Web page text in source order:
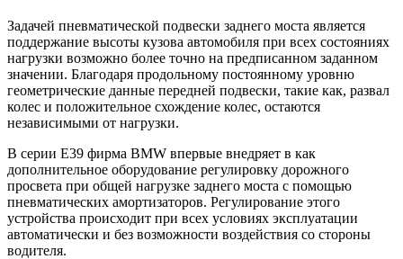
Задачей пневматической подвески заднего моста является
поддержание высоты кузова автомобиля при всех состояниях
нагрузки возможно более точно на предписанном заданном
значении. Благодаря продольному постоянному уровню
геометрические данные передней подвески, такие как, развал
колес и положительное схождение колес, остаются
независимыми от нагрузки.
В серии E39 фирма BMW впервые внедряет в как
дополнительное оборудование регулировку дорожного
просвета при общей нагрузке заднего моста с помощью
пневматических амортизаторов. Регулирование этого
устройства происходит при всех условиях эксплуатации
автоматически и без возможности воздействия со стороны
водителя.